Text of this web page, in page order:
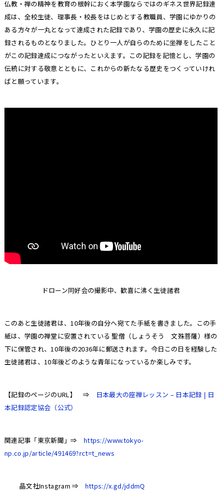
仏教・禅の精神を教育の根幹におく本学園ならではのギネス世界記録達
成は、全校生徒、理事長・校長をはじめとする教職員、学園にゆかりの
ある方々が一丸となって達成された記録であり、学園の歴史に永久に記
録されるものとなりました。ひとり一人が自らのために坐禅をしたこと
がこの記録達成につながったといえます。この記録を記憶とし、学園の
伝統に対する敬意とともに、これからの新たなる歴史をつくっていけれ
ばと願っています。
ドローン同好会の撮影中、歓喜に沸く生徒諸君
このあと生徒諸君は、10年後の自分へ宛てた手紙を書きました。この手
紙は、学園の禅堂に安置されている 聖僧（しょうそう 文殊菩薩）様の
下に保管され、10年後の2036年に郵送されます。今日この日を経験した
生徒諸君は、10年後どのような青年になっているか楽しみです。
【記録のページのURL】 ⇒
日本最大の座禅レッスン – 日本記録 | 日
本記録認定協会（公式）
関連記事「東京新聞」⇒
https://www.tokyo-
np.co.jp/article/491469?rct=t_news
晶文社Instagram ⇒ https://x.gd/jddmQ